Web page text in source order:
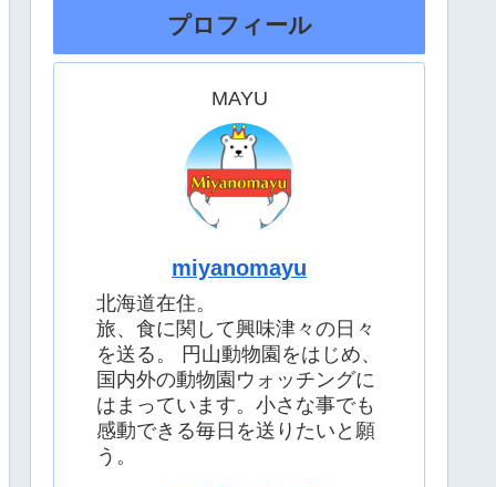
プロフィール
MAYU
miyanomayu
北海道在住。
旅、食に関して興味津々の日々
を送る。 円山動物園をはじめ、
国内外の動物園ウォッチングに
はまっています。小さな事でも
感動できる毎日を送りたいと願
う。